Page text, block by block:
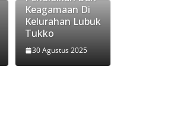
Keagamaan Di
Kelurahan Lubuk
Tukko
30 Agustus 2025